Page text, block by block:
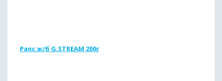
Рапс ж/б G.STREAM 200г